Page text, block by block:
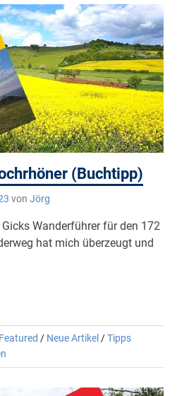
(Buchtipp)
von Jörg
Wanderführer für den 172
hat mich überzeugt und
Featured / Neue Artikel /Tipps